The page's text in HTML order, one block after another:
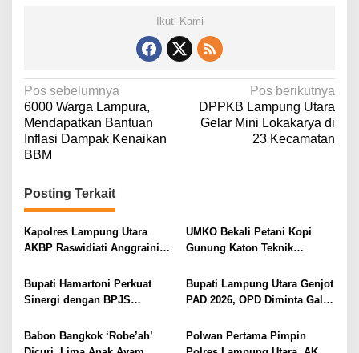
Ikuti Kami
N
a
v
i
g
a
s
i
p
o
Pos sebelumnya
6000 Warga Lampura,
Mendapatkan Bantuan
Inflasi Dampak Kenaikan
BBM
Pos berikutnya
DPPKB Lampung Utara
Gelar Mini Lokakarya di
23 Kecamatan
Posting Terkait
Kapolres Lampung Utara
AKBP Raswidiati Anggraini
Tokoh Masyarakat dan Adat
Perkuat Kamtibmas
UMKO Bekali Petani Kopi
Gunung Katon Teknik
Jual Hasil Panen Meningkat
Bupati Hamartoni Perkuat
Sinergi dengan BPJS
Kesehatan Makin Cepat dan
Mudah
Bupati Lampung Utara Genjot
PAD 2026, OPD Diminta Gali
hingga Optimalkan PBB-P2
Babon Bangkok ‘Robe’ah’
Polwan Pertama Pimpin